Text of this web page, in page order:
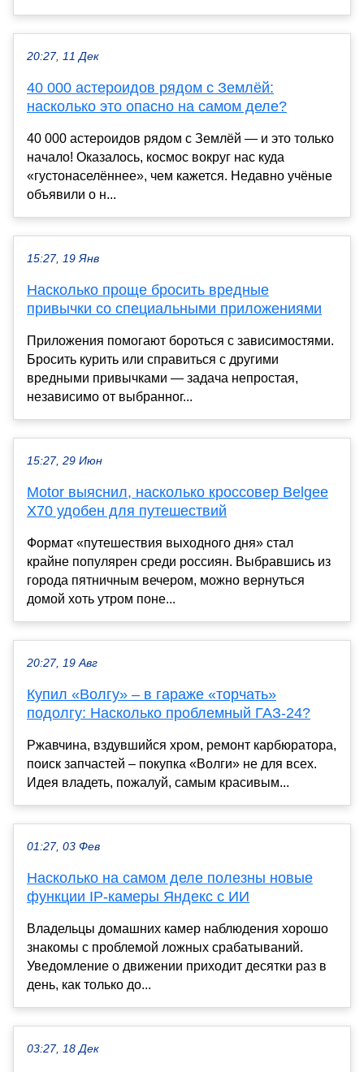
20:27, 11 Дек
40 000 астероидов рядом с Землёй:
насколько это опасно на самом деле?
40 000 астероидов рядом с Землёй — и это только
начало! Оказалось, космос вокруг нас куда
«густонаселённее», чем кажется. Недавно учёные
объявили о н...
15:27, 19 Янв
Насколько проще бросить вредные
привычки со специальными приложениями
Приложения помогают бороться с зависимостями.
Бросить курить или справиться с другими
вредными привычками — задача непростая,
независимо от выбранног...
15:27, 29 Июн
Motor выяснил, насколько кроссовер Belgee
X70 удобен для путешествий
Формат «путешествия выходного дня» стал
крайне популярен среди россиян. Выбравшись из
города пятничным вечером, можно вернуться
домой хоть утром поне...
20:27, 19 Авг
Купил «Волгу» – в гараже «торчать»
подолгу: Насколько проблемный ГАЗ-24?
Ржавчина, вздувшийся хром, ремонт карбюратора,
поиск запчастей – покупка «Волги» не для всех.
Идея владеть, пожалуй, самым красивым...
01:27, 03 Фев
Насколько на самом деле полезны новые
функции IP-камеры Яндекс с ИИ
Владельцы домашних камер наблюдения хорошо
знакомы с проблемой ложных срабатываний.
Уведомление о движении приходит десятки раз в
день, как только до...
03:27, 18 Дек